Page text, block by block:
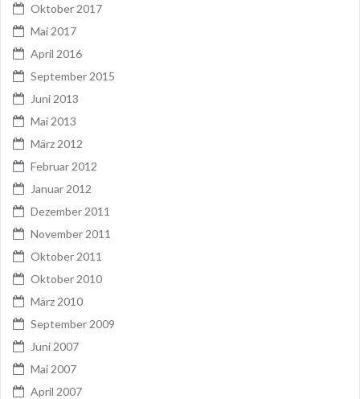
Oktober 2017
Mai 2017
April 2016
September 2015
Juni 2013
Mai 2013
März 2012
Februar 2012
Januar 2012
Dezember 2011
November 2011
Oktober 2011
Oktober 2010
März 2010
September 2009
Juni 2007
Mai 2007
April 2007